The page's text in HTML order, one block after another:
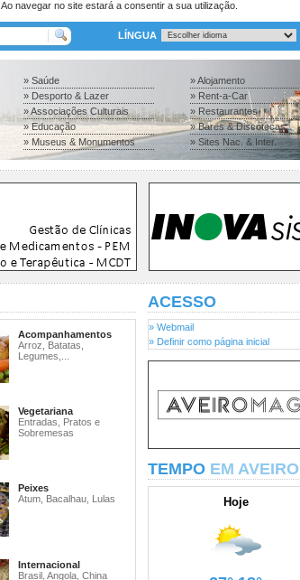
. Ao navegar no site estará a consentir a sua utilização.
LÍNGUA
» Saúde
» Desporto & Lazer
» Associações Culturais
» Educação
» Museus & Monumentos
» Alojamento
» Rent-a-Car
» Restaurantes
» Bares & Discotecas
» Sites Nac. & Inter.
Acompanhamentos
Arroz, Batatas,
Legumes,...
Vegetariana
Entradas, Pratos e
Sobremesas
Peixes
Atum, Bacalhau, Lulas
Internacional
Brasil, Angola, China
ACESSO
» Webmail
» Definir como página inicial
TEMPO EM AVEIRO